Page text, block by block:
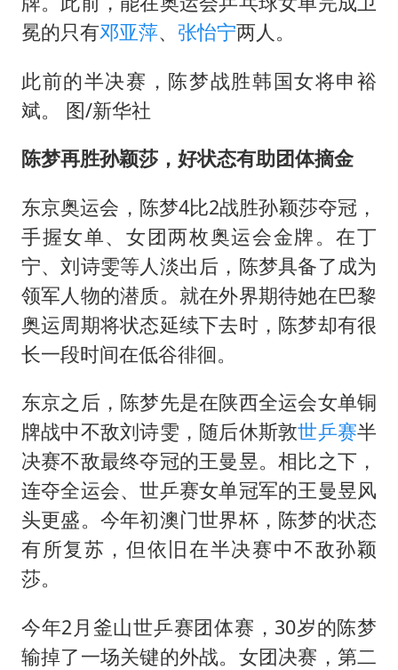
冕的只有邓亚萍、 张怡宁两人。
此前的半决赛，陈梦战胜韩国女将申裕
斌。 图/新华社
陈梦再胜孙颖莎，好状态有助团体摘金
东京奥运会，陈梦4比2战胜孙颖莎夺冠，
手握女单、女团两枚奥运会金牌。在丁
宁、刘诗雯等人淡出后，陈梦具备了成为
领军人物的潜质。就在外界期待她在巴黎
奥运周期将状态延续下去时，陈梦却有很
长一段时间在低谷徘徊。
东京之后，陈梦先是在陕西全运会女单铜
牌战中不敌刘诗雯，随后休斯敦世乒赛半
决赛不敌最终夺冠的王曼昱。相比之下，
连夺全运会、世乒赛女单冠军的王曼昱风
头更盛。今年初澳门世界杯，陈梦的状态
有所复苏，但依旧在半决赛中不敌孙颖
莎。
今年2月釜山世乒赛团体赛，30岁的陈梦
输掉了一场关键的外战。女团决赛，第二